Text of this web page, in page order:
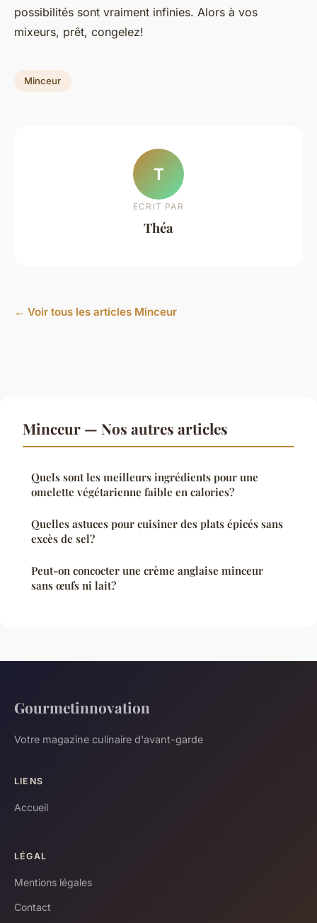
possibilités sont vraiment infinies. Alors à vos
mixeurs, prêt, congelez!
Minceur
T
ECRIT PAR
Théa
← Voir tous les articles Minceur
Minceur — Nos autres articles
Quels sont les meilleurs ingrédients pour une
omelette végétarienne faible en calories?
Quelles astuces pour cuisiner des plats épicés sans
excès de sel?
Peut-on concocter une crème anglaise minceur
sans œufs ni lait?
Gourmetinnovation
Votre magazine culinaire d'avant-garde
LIENS
Accueil
LÉGAL
Mentions légales
Contact